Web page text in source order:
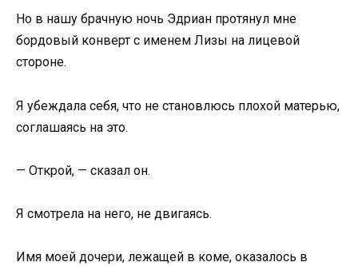
Но в нашу брачную ночь Эдриан протянул мне
бордовый конверт с именем Лизы на лицевой
стороне.
Я убеждала себя, что не становлюсь плохой матерью,
соглашаясь на это.
— Открой, — сказал он.
Я смотрела на него, не двигаясь.
Имя моей дочери, лежащей в коме, оказалось в